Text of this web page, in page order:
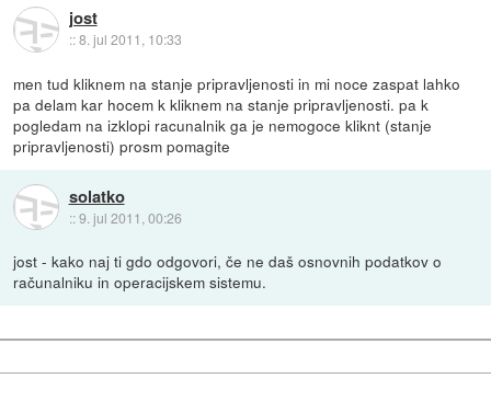
jost
::8. jul 2011, 10:33
men tud kliknem na stanje pripravljenosti in mi noce zaspat lahko
pa delam kar hocem k kliknem na stanje pripravljenosti. pa k
pogledam na izklopi racunalnik ga je nemogoce kliknt (stanje
pripravljenosti) prosm pomagite
solatko
::9. jul 2011, 00:26
jost - kako naj ti gdo odgovori, če ne daš osnovnih podatkov o
računalniku in operacijskem sistemu.